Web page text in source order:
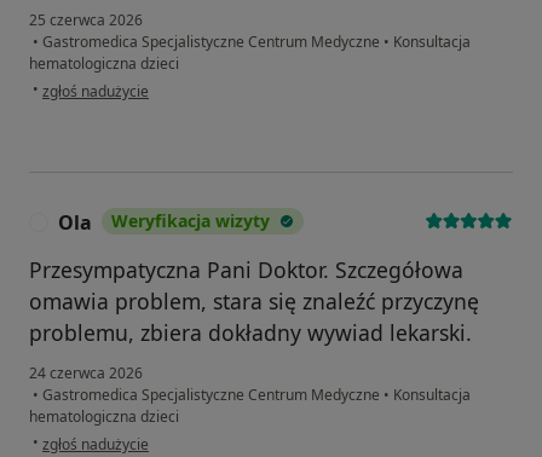
25 czerwca 2026
• Gastromedica Specjalistyczne Centrum Medyczne • Konsultacja
hematologiczna dzieci
• w opinii użytkownika Agnieszka L.
zgłoś nadużycie
Ola Weryfikacja wizyty
Przesympatyczna Pani Doktor. Szczegółowa
omawia problem, stara się znaleźć przyczynę
problemu, zbiera dokładny wywiad lekarski.
24 czerwca 2026
• Gastromedica Specjalistyczne Centrum Medyczne • Konsultacja
hematologiczna dzieci
• w opinii użytkownika Ola
zgłoś nadużycie